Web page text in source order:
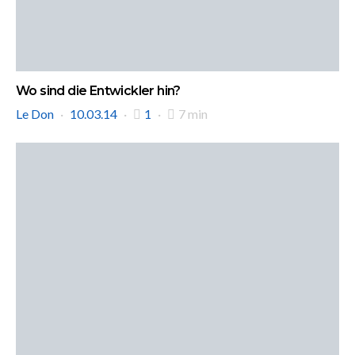
Wo sind die Entwickler hin?
Le Don
10.03.14 1 7 min